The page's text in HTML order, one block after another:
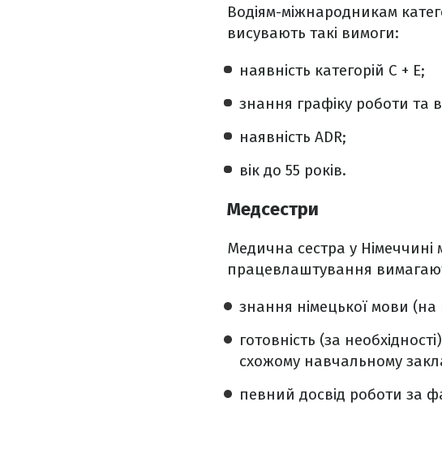
Водіям-міжнародникам
висувають такі вимоги:
наявність категорій С + Е;
знання графіку роботи та
наявність ADR;
вік до 55 років.
Медсестри
Медична сестра у Німеччині
працевлаштування
знання німецької мови (на
готовність (за
схожому навчальному
певний досвід роботи за